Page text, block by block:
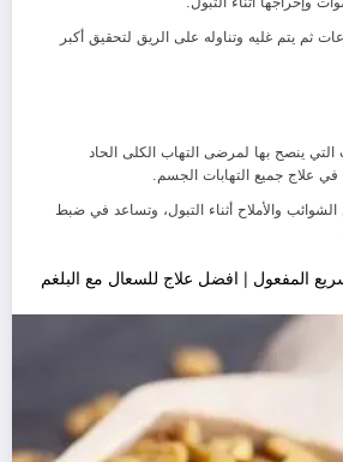
ثم يتم غليه وتناوله على الريق لتحقيق أكبر
ينصح بها لمرضى التهاب الكلى الحاد
في علاج جميع التهابات الجسم.
والأملاح أثناء التبول، وتساعد في ضبط
المفعول | افضل علاج للسعال مع البلغم